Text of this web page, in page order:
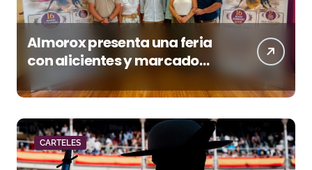
Almorox presenta una feria
con alicientes y marcado
acento torista
CARTELES